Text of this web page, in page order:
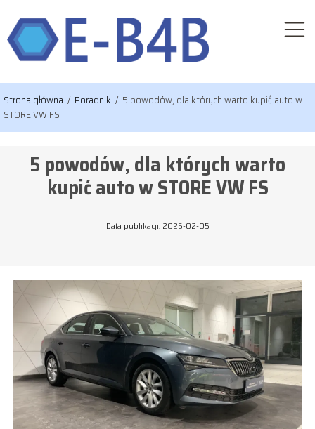
Strona główna / Poradnik / 5 powodów, dla których warto kupić auto w
STORE VW FS
5 powodów, dla których warto
kupić auto w STORE VW FS
Data publikacji: 2025-02-05